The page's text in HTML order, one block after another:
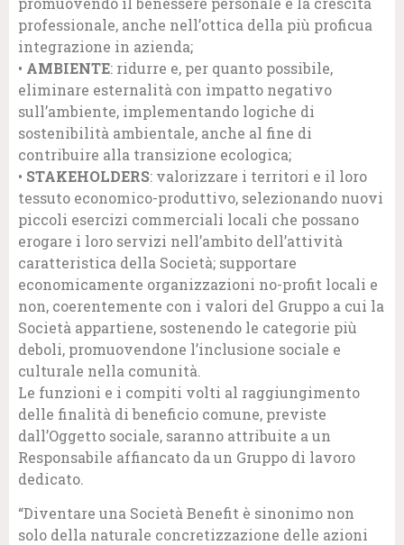
professionale, anche nell’ottica della più proficua
integrazione in azienda;
• AMBIENTE: ridurre e, per quanto possibile,
eliminare esternalità con impatto negativo
sull’ambiente, implementando logiche di
sostenibilità ambientale, anche al fine di
contribuire alla transizione ecologica;
• STAKEHOLDERS: valorizzare i territori e il loro
tessuto economico-produttivo, selezionando nuovi
piccoli esercizi commerciali locali che possano
erogare i loro servizi nell’ambito dell’attività
caratteristica della Società; supportare
economicamente organizzazioni no-profit locali e
non, coerentemente con i valori del Gruppo a cui la
Società appartiene, sostenendo le categorie più
deboli, promuovendone l’inclusione sociale e
culturale nella comunità.
Le funzioni e i compiti volti al raggiungimento
delle finalità di beneficio comune, previste
dall’Oggetto sociale, saranno attribuite a un
Responsabile affiancato da un Gruppo di lavoro
dedicato.
“Diventare una Società Benefit è sinonimo non
solo della naturale concretizzazione delle azioni